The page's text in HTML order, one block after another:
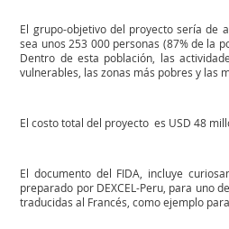
El grupo-objetivo del proyecto sería de
sea unos 253 000 personas (87% de la
Dentro de esta población, las
vulnerables, las zonas más pobres y las
El costo total del proyecto es USD 48
El documento del FIDA, incluye
preparado por DEXCEL-Peru, para uno
traducidas al Francés, como ejemplo